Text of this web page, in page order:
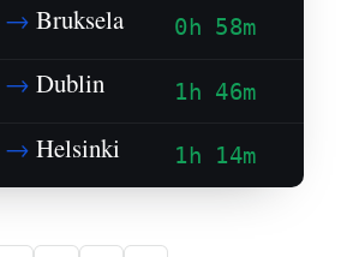
→ Bruksela 0h 58m
→ Dublin 1h 46m
→ Helsinki 1h 14m